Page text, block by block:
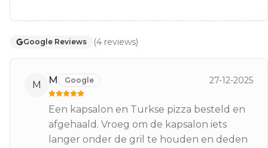
Google Reviews (4 reviews)
M M Google 27-12-2025
Een kapsalon en Turkse pizza besteld en
afgehaald. Vroeg om de kapsalon iets
langer onder de gril te houden en deden